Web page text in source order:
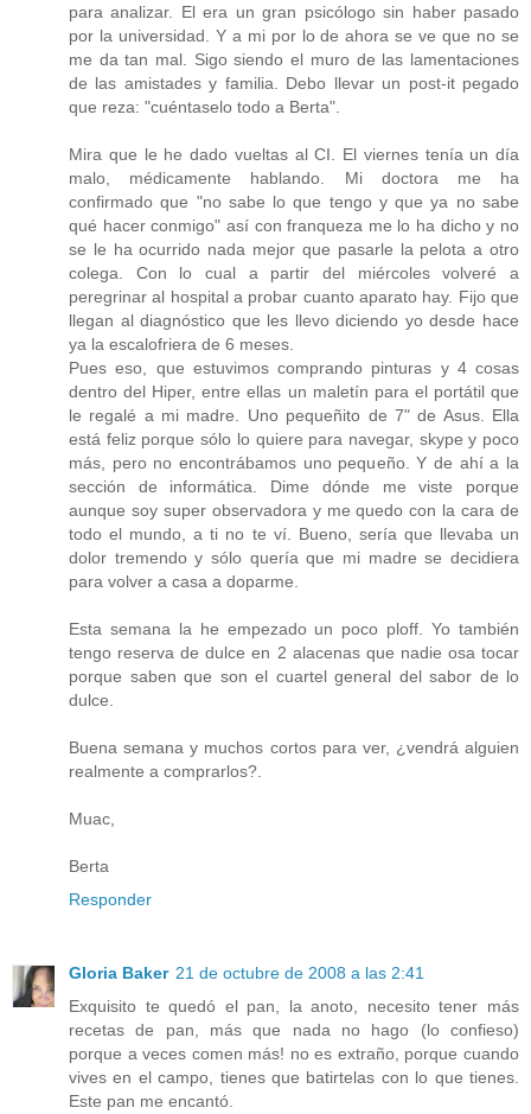
para analizar. El era un gran psicólogo sin haber pasado
por la universidad. Y a mi por lo de ahora se ve que no se
me da tan mal. Sigo siendo el muro de las lamentaciones
de las amistades y familia. Debo llevar un post-it pegado
que reza: "cuéntaselo todo a Berta".
Mira que le he dado vueltas al CI. El viernes tenía un día
malo, médicamente hablando. Mi doctora me ha
confirmado que "no sabe lo que tengo y que ya no sabe
qué hacer conmigo" así con franqueza me lo ha dicho y no
se le ha ocurrido nada mejor que pasarle la pelota a otro
colega. Con lo cual a partir del miércoles volveré a
peregrinar al hospital a probar cuanto aparato hay. Fijo que
llegan al diagnóstico que les llevo diciendo yo desde hace
ya la escalofriera de 6 meses.
Pues eso, que estuvimos comprando pinturas y 4 cosas
dentro del Hiper, entre ellas un maletín para el portátil que
le regalé a mi madre. Uno pequeñito de 7" de Asus. Ella
está feliz porque sólo lo quiere para navegar, skype y poco
más, pero no encontrábamos uno pequeño. Y de ahí a la
sección de informática. Dime dónde me viste porque
aunque soy super observadora y me quedo con la cara de
todo el mundo, a ti no te ví. Bueno, sería que llevaba un
dolor tremendo y sólo quería que mi madre se decidiera
para volver a casa a doparme.
Esta semana la he empezado un poco ploff. Yo también
tengo reserva de dulce en 2 alacenas que nadie osa tocar
porque saben que son el cuartel general del sabor de lo
dulce.
Buena semana y muchos cortos para ver, ¿vendrá alguien
realmente a comprarlos?.
Muac,
Berta
Responder
Gloria Baker 21 de octubre de 2008 a las 2:41
Exquisito te quedó el pan, la anoto, necesito tener más
recetas de pan, más que nada no hago (lo confieso)
porque a veces comen más! no es extraño, porque cuando
vives en el campo, tienes que batirtelas con lo que tienes.
Este pan me encantó.